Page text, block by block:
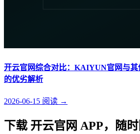
开云官网综合对比：KAIYUN官网与其
的优劣解析
2026-06-15 阅读 →
下载 开云官网 APP，随